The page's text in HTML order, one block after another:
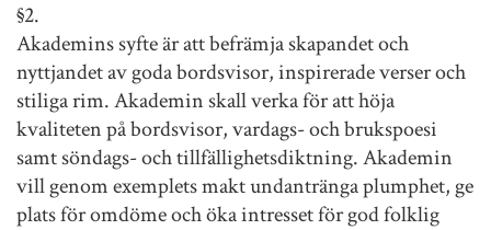
§2.
Akademins syfte är att befrämja skapandet och
nyttjandet av goda bordsvisor, inspirerade verser och
stiliga rim. Akademin skall verka för att höja
kvaliteten på bordsvisor, vardags- och brukspoesi
samt söndags- och tillfällighetsdiktning. Akademin
vill genom exemplets makt undantränga plumphet, ge
plats för omdöme och öka intresset för god folklig